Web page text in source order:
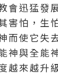
會迅猛發
害怕，生
而使它失
神與全能
越來越升